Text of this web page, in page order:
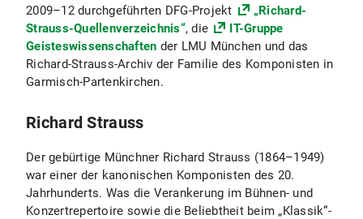
2009–12 durchgeführten DFG-Projekt
„Richard-
Strauss-Quellenverzeichnis“, die
IT-Gruppe
Geisteswissenschaften der LMU München und das
Richard-Strauss-Archiv der Familie des Komponisten in
Garmisch-Partenkirchen.
Richard Strauss
Der gebürtige Münchner Richard Strauss (1864–1949)
war einer der kanonischen Komponisten des 20.
Jahrhunderts. Was die Verankerung im Bühnen- und
Konzertrepertoire sowie die Beliebtheit beim „Klassik“-